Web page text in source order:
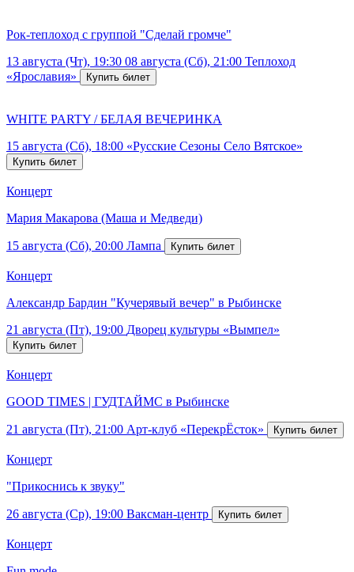
Рок-теплоход с группой "Сделай громче"
13 августа (Чт), 19:30 08 августа (Сб), 21:00 Теплоход
«Ярославия»
WHITE PARTY / БЕЛАЯ ВЕЧЕРИНКА
15 августа (Сб), 18:00 «Русские Сезоны Село Вятское»
Концерт
Мария Макарова (Маша и Медведи)
15 августа (Сб), 20:00 Лампа
Концерт
Александр Бардин "Кучерявый вечер" в Рыбинске
21 августа (Пт), 19:00 Дворец культуры «Вымпел»
Концерт
GOOD TIMES | ГУДТАЙМС в Рыбинске
21 августа (Пт), 21:00 Арт-клуб «ПерекрЁсток»
Концерт
"Прикоснись к звуку"
26 августа (Ср), 19:00 Ваксман-центр
Концерт